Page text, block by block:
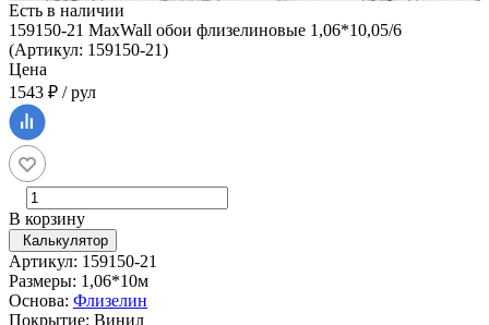
Есть в наличии
159150-21 MaxWall обои флизелиновые 1,06*10,05/6
(Артикул: 159150-21)
Цена
1543 ₽ / рул
В корзину
Калькулятор
Артикул: 159150-21
Размеры: 1,06*10м
Основа: Флизелин
Покрытие: Винил